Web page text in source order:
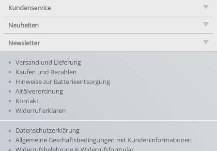
Kundenservice
Neuheiten
Newsletter
Versand und Lieferung
Kaufen und Bezahlen
Hinweise zur Batterieentsorgung
Altölverordnung
Kontakt
Widerruf erklären
Datenschutzerklärung
Allgemeine Geschäftsbedingungen mit Kundeninformationen